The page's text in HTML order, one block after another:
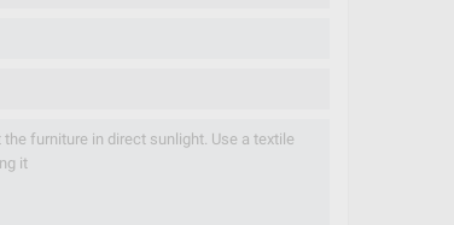
furniture in direct sunlight. Use a textile
it